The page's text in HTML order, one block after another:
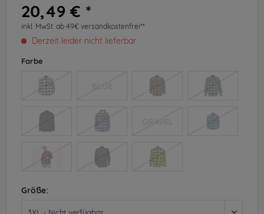
20,49 € *
inkl. MwSt. ab 49€ versandkostenfrei**
Derzeit leider nicht lieferbar
Farbe
GRAY
Größe: